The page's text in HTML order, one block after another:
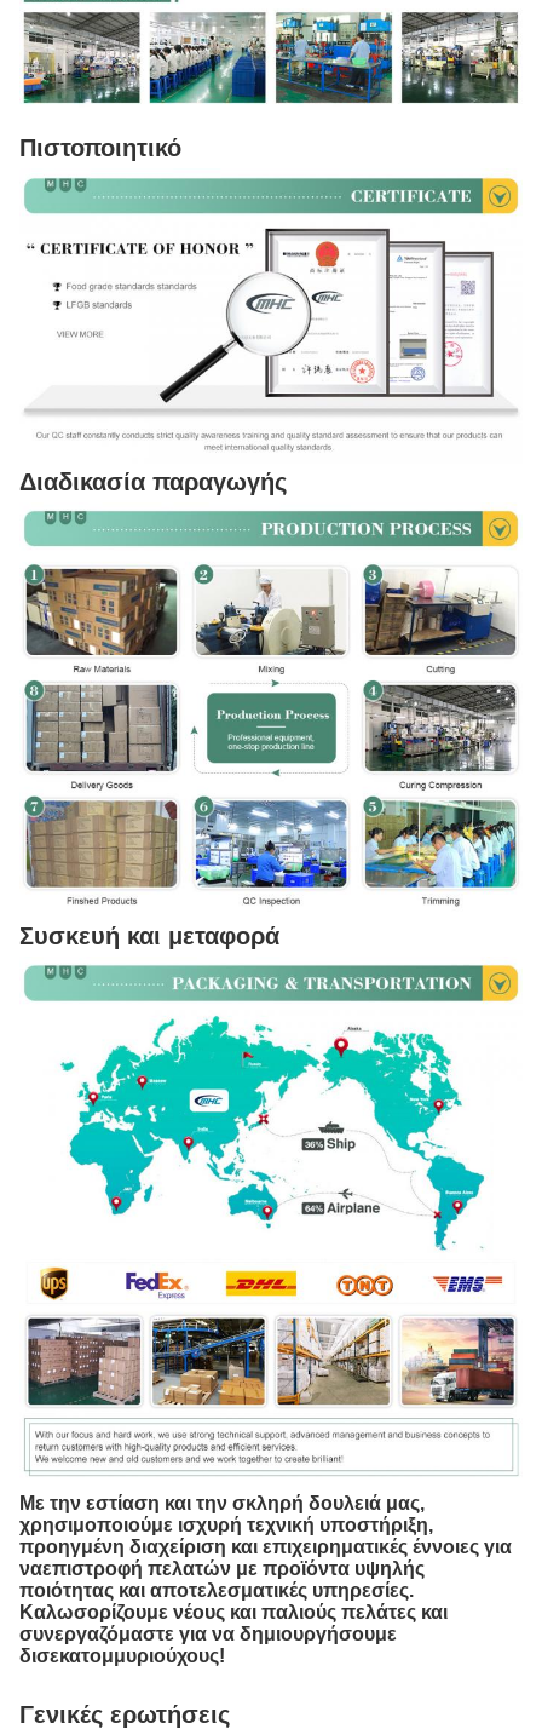
Πιστοποιητικό
Διαδικασία παραγωγής
Συσκευή και μεταφορά
Με την εστίαση και την σκληρή δουλειά μας,
χρησιμοποιούμε ισχυρή τεχνική υποστήριξη,
προηγμένη διαχείριση και επιχειρηματικές έννοιες για
ναεπιστροφή πελατών με προϊόντα υψηλής
ποιότητας και αποτελεσματικές υπηρεσίες.
Καλωσορίζουμε νέους και παλιούς πελάτες και
συνεργαζόμαστε για να δημιουργήσουμε
δισεκατομμυριούχους!
Γενικές ερωτήσεις